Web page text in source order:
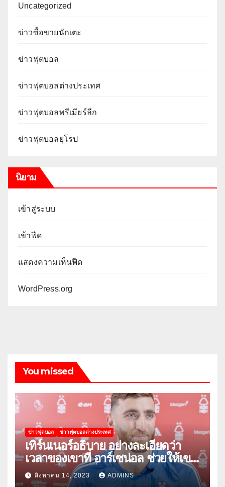
Uncategorized
ข่าวซื้อขายนักเตะ
ข่าวฟุตบอล
ข่าวฟุตบอลต่างประเทศ
ข่าวฟุตบอลพรีเมียร์ลีก
ข่าวฟุตบอลยุโรป
นิยาม
เข้าสู่ระบบ
เข้าฟีด
แสดงความเห็นฟีด
WordPress.org
You missed
ข่าวฟุตบอล ข่าวฟุตบอลต่างประเทศ
เทิร์นเนอร์อธิบาย อย่างละเอียดว่า
เวลาของเขาที่ อาร์เซน่อล ช่วยให้เขา
พัฒนาได้อย่างไร
สิงหาคม 14, 2023 ADMINS